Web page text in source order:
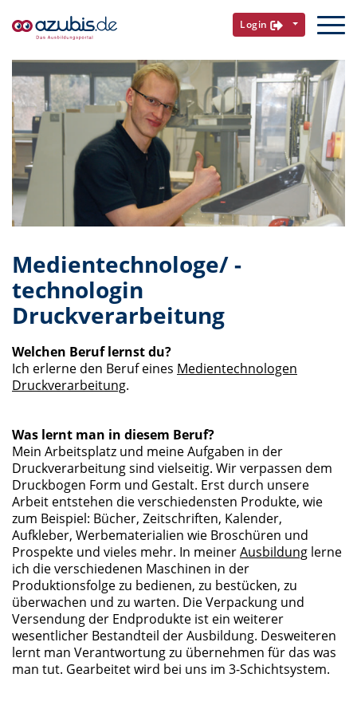
Login
Medientechnologe/ -
technologin
Druckverarbeitung
Welchen Beruf lernst du?
Ich erlerne den Beruf eines Medientechnologen
Druckverarbeitung.
Was lernt man in diesem Beruf?
Mein Arbeitsplatz und meine Aufgaben in der
Druckverarbeitung sind vielseitig. Wir verpassen dem
Druckbogen Form und Gestalt. Erst durch unsere
Arbeit entstehen die verschiedensten Produkte, wie
zum Beispiel: Bücher, Zeitschriften, Kalender,
Aufkleber, Werbematerialien wie Broschüren und
Prospekte und vieles mehr. In meinerAusbildung lerne
ich die verschiedenen Maschinen in der
Produktionsfolge zu bedienen, zu bestücken, zu
überwachen und zu warten. Die Verpackung und
Versendung der Endprodukte ist ein weiterer
wesentlicher Bestandteil der Ausbildung. Desweiteren
lernt man Verantwortung zu übernehmen für das was
man tut. Gearbeitet wird bei uns im 3-Schichtsystem.